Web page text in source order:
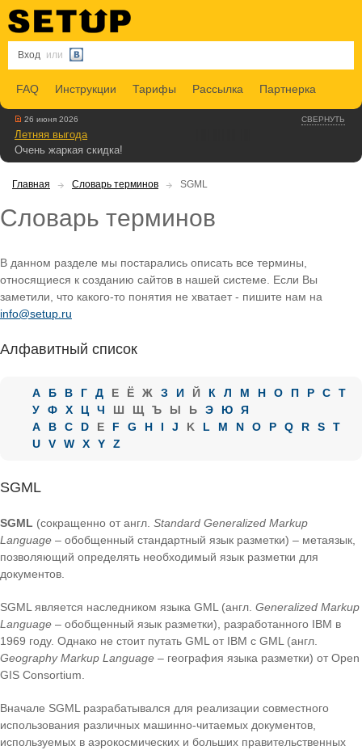
Вход или
FAQ Инструкции Тарифы Рассылка Партнерка
СВЕРНУТЬ
26 июня 2026
Летняя выгода
Очень жаркая скидка!
Главная Словарь терминов SGML
Словарь терминов
В данном разделе мы постарались описать все термины,
относящиеся к созданию сайтов в нашей системе. Если Вы
заметили, что какого-то понятия не хватает - пишите нам на
info@setup.ru
Алфавитный список
А Б В Г Д Е Ё Ж З И Й К Л М Н О П Р С
Т
У
Ф Х Ц Ч Ш Щ Ъ Ы Ь Э Ю
Я
A
B C D E F G H I J K L M N O P Q R S
T
U
V W X Y Z
SGML
SGML (сокращенно от англ. Standard Generalized Markup
Language – обобщенный стандартный язык разметки) – метаязык,
позволяющий определять необходимый язык разметки для
документов.
SGML является наследником языка GML (англ. Generalized Markup
Language – обобщенный язык разметки), разработанного IBM в
1969 году. Однако не стоит путать GML от IBM c GML (англ.
Geography Markup Language – география языка разметки) от Open
GIS Consortium.
Вначале SGML разрабатывался для реализации совместного
использования различных машинно-читаемых документов,
используемых в аэрокосмических и больших правительственных